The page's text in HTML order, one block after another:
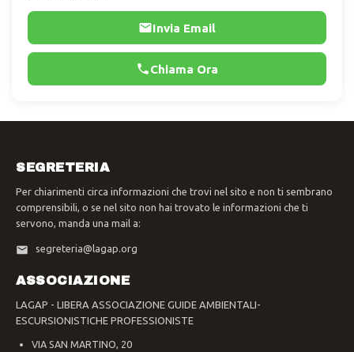
Invia Email
Chiama Ora
SEGRETERIA
Per chiarimenti circa informazioni che trovi nel sito e non ti sembrano
comprensibili, o se nel sito non hai trovato le informazioni che ti
servono, manda una mail a:
segreteria@lagap.org
ASSOCIAZIONE
LAGAP - LIBERA ASSOCIAZIONE GUIDE AMBIENTALI-
ESCURSIONISTICHE PROFESSIONISTE
VIA SAN MARTINO, 20